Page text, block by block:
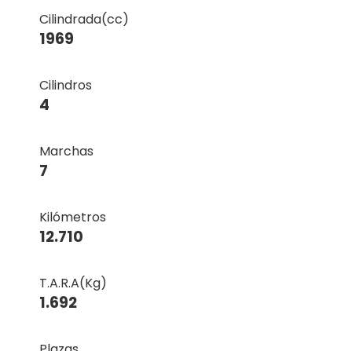
Cilindrada(cc)
1969
Cilindros
4
Marchas
7
Kilómetros
12.710
T.A.R.A(Kg)
1.692